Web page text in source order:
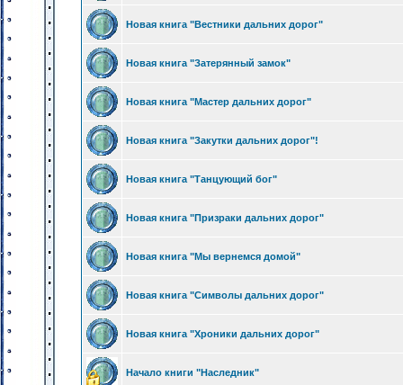
Новая книга "Вестники дальних дорог"
Новая книга "Затерянный замок"
Новая книга "Мастер дальних дорог"
Новая книга "Закутки дальних дорог"!
Новая книга "Танцующий бог"
Новая книга "Призраки дальних дорог"
Новая книга "Мы вернемся домой"
Новая книга "Символы дальних дорог"
Новая книга "Хроники дальних дорог"
Начало книги "Наследник"